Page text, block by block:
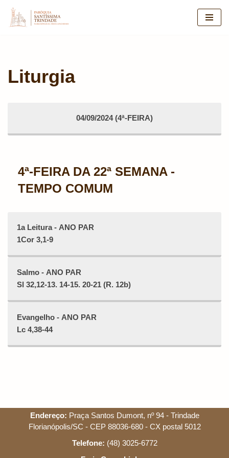
Pular
Liturgia
4ª-FEIRA DA 22ª SEMANA -
TEMPO COMUM
1a Leitura - ANO PAR
1Cor 3,1-9
Salmo - ANO PAR
Sl 32,12-13. 14-15. 20-21 (R. 12b)
Evangelho - ANO PAR
Lc 4,38-44
04/09/2024 (4ª-FEIRA)
Endereço: Praça Santos Dumont, nº 94 - Trindade
Florianópolis/SC - CEP 88036-680 - CX postal 5012
Telefone: (48) 3025-6772